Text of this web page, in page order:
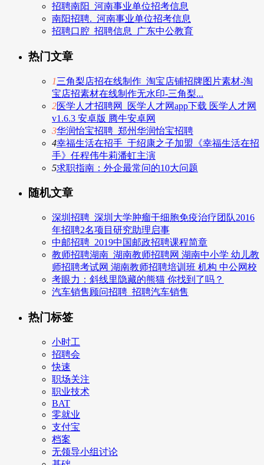
招聘南阳_河南事业单位招考信息
南阳招聘._河南事业单位招考信息
招聘口腔_招聘信息_广东中公教育
热门文章
1三角梨店招在线制作_淘宝店铺招牌图片素材-淘
宝店招素材在线制作无水印-三角梨...
2医学人才招聘网_医学人才网app下载 医学人才网
v1.6.3 安卓版 腾牛安卓网
3华润怡宝招聘_郑州华润怡宝招聘
4幸福生活在招手_于绍康之子加盟《幸福生活在招
手》任程伟牛莉潘虹主演
5求职指南：外企最常问的10大问题
随机文章
深圳招聘_深圳大学肿瘤干细胞免疫治疗团队2016
年招聘2名项目研究助理启事
中邮招聘_2019中国邮政招聘课程简章
教师招聘湖南_湖南教师招聘网 湖南中小学 幼儿教
师招聘考试网 湖南教师招聘培训班 机构 中公网校
考眼力：斜线里隐藏的熊猫 你找到了吗？
汽车销售顾问招聘_招聘汽车销售
热门标签
小时工
招聘会
快速
职场关注
职业技术
BAT
零就业
支付宝
档案
无领导小组讨论